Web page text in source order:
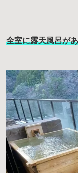
全室に露天風呂が